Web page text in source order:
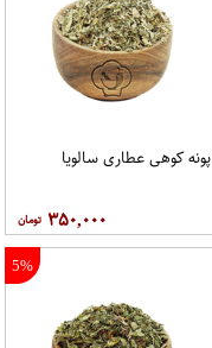
پونه کوهی عطاری سالویا
۳۵۰,۰۰۰
5%